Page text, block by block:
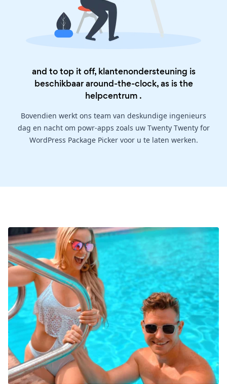
and to top it off, klantenondersteuning is
beschikbaar around-the-clock, as is the
helpcentrum .
Bovendien werkt ons team van deskundige ingenieurs
dag en nacht om powr-apps zoals uw Twenty Twenty for
WordPress Package Picker voor u te laten werken.